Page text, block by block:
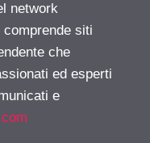
network
siti
che
ed esperti
e